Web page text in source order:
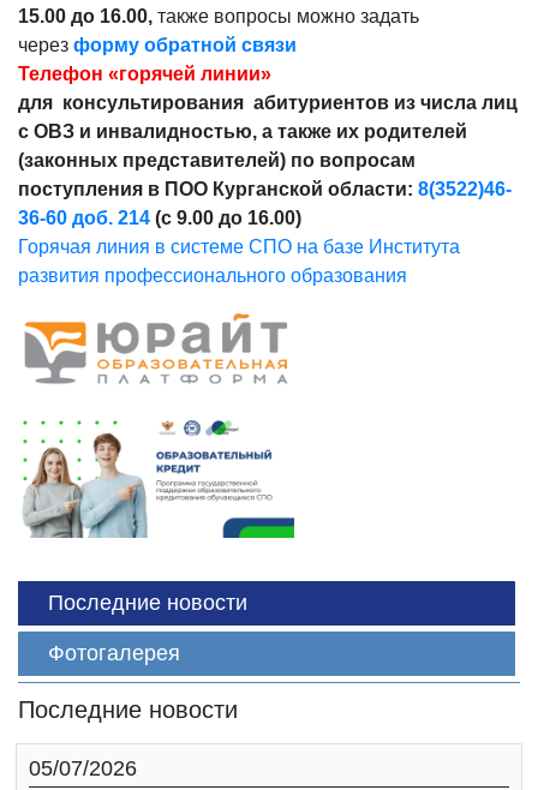
15.00 до 16.00, также вопросы можно задать
через форму обратной связи
Телефон «горячей линии»
для консультирования абитуриентов из числа лиц
с ОВЗ и инвалидностью, а также их родителей
(законных представителей) по вопросам
поступления в ПОО Курганской области: 8(3522)46-
36-60 доб. 214 (с 9.00 до 16.00)
Горячая линия в системе СПО на базе Института
развития профессионального образования
Последние новости
Фотогалерея
Последние новости
05/07/2026